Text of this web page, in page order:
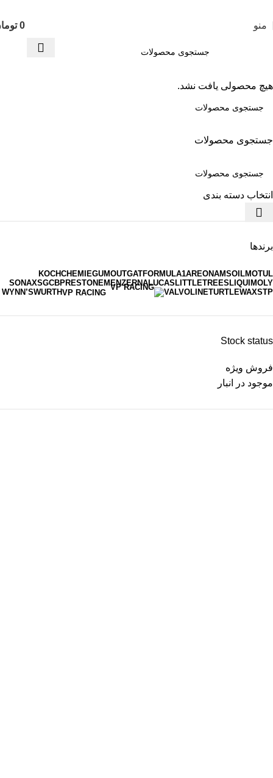
منو 0
جستجوی محصولات
انتخاب دسته بندی
برندها
MOTUL
AMSOIL
AREON
FORMULA1
GAT
GUMOUT
KOCHCHEMIE
LIQUIMOLY
LITTLETREES
LUCAS
MENZERNA
PRESTONE
SGCB
SONAX
STP
TURTLEWAX
VALVOLINE
VP RACING
WURTH
WYNN’S
Stock status
فروش ویژه
موجود در انبار
هیچ محصولی یافت نشد.